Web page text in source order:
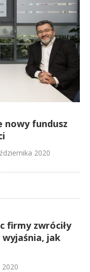
nowy fundusz
2020
firmy zwróciły
jak
2020